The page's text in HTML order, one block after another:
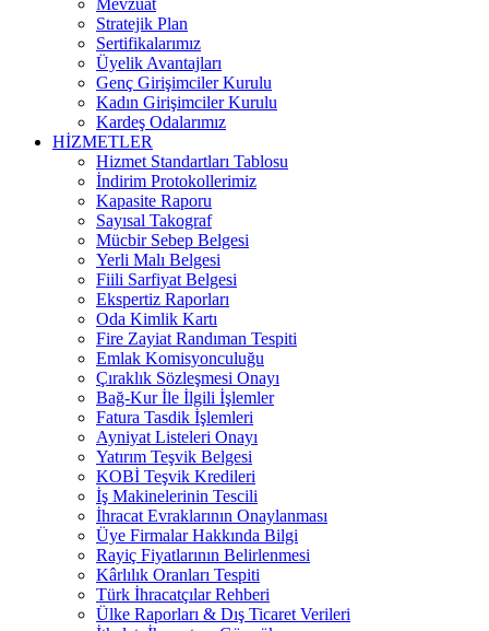
Mevzuat
Stratejik Plan
Sertifikalarımız
Üyelik Avantajları
Genç Girişimciler Kurulu
Kadın Girişimciler Kurulu
Kardeş Odalarımız
HİZMETLER
Hizmet Standartları Tablosu
İndirim Protokollerimiz
Kapasite Raporu
Sayısal Takograf
Mücbir Sebep Belgesi
Yerli Malı Belgesi
Fiili Sarfiyat Belgesi
Ekspertiz Raporları
Oda Kimlik Kartı
Fire Zayiat Randıman Tespiti
Emlak Komisyonculuğu
Çıraklık Sözleşmesi Onayı
Bağ-Kur İle İlgili İşlemler
Fatura Tasdik İşlemleri
Ayniyat Listeleri Onayı
Yatırım Teşvik Belgesi
KOBİ Teşvik Kredileri
İş Makinelerinin Tescili
İhracat Evraklarının Onaylanması
Üye Firmalar Hakkında Bilgi
Rayiç Fiyatlarının Belirlenmesi
Kârlılık Oranları Tespiti
Türk İhracatçılar Rehberi
Ülke Raporları & Dış Ticaret Verileri